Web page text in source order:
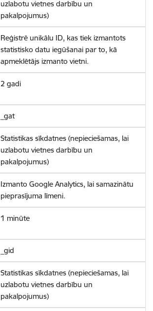
uzlabotu vietnes darbību un
pakalpojumus)
Reģistrē unikālu ID, kas tiek izmantots
statistisko datu iegūšanai par to, kā
apmeklētājs izmanto vietni.
2 gadi
_gat
Statistikas sīkdatnes (nepieciešamas, lai
uzlabotu vietnes darbību un
pakalpojumus)
Izmanto Google Analytics, lai samazinātu
pieprasījuma līmeni.
1 minūte
_gid
Statistikas sīkdatnes (nepieciešamas, lai
uzlabotu vietnes darbību un
pakalpojumus)